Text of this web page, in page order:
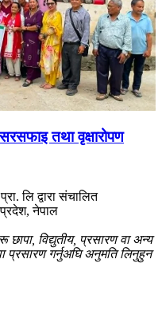
तथा वृक्षारोपण
लि द्वारा संचालित
नेपाल
विद्युतीय, प्रसारण वा अन्य
प्रसारण गर्नुअघि अनुमति लिनुहुन